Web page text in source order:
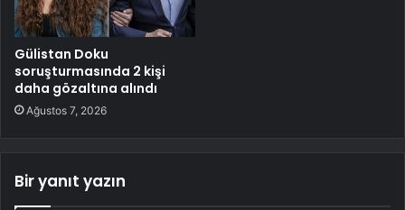
Gülistan Doku
soruşturmasında 2 kişi
daha gözaltına alındı
Ağustos 7, 2026
Bir yanıt yazın